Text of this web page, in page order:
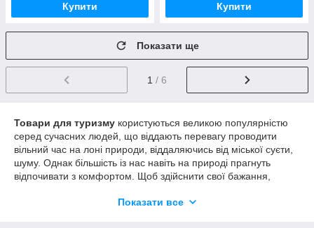
Купити Купити
Показати ще
1 / 6
Товари для туризму користуються великою популярністю
серед сучасних людей, що віддають перевагу проводити
вільний час на лоні природи, віддаляючись від міської суєти,
шуму. Однак більшість із нас навіть на природі прагнуть
відпочивати з комфортом. Щоб здійснити свої бажання,
Показати все